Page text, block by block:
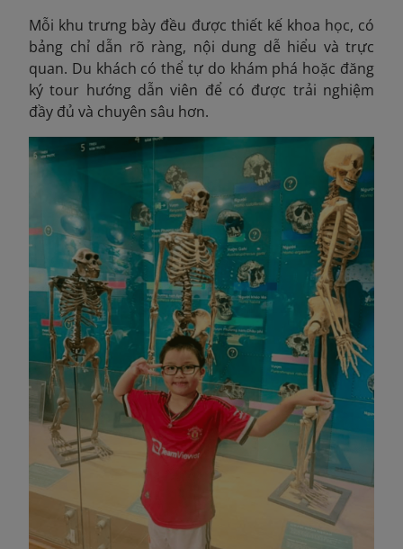
Mỗi khu trưng bày đều được thiết kế khoa học, có
bảng chỉ dẫn rõ ràng, nội dung dễ hiểu và trực
quan. Du khách có thể tự do khám phá hoặc đăng
ký tour hướng dẫn viên để có được trải nghiệm
đầy đủ và chuyên sâu hơn.